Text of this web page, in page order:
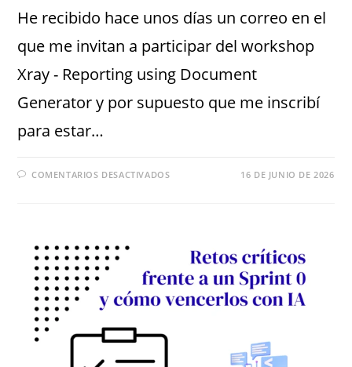
He recibido hace unos días un correo en el
que me invitan a participar del workshop
Xray - Reporting using Document
Generator y por supuesto que me inscribí
para estar…
COMENTARIOS DESACTIVADOS 16 DE JUNIO DE 2026